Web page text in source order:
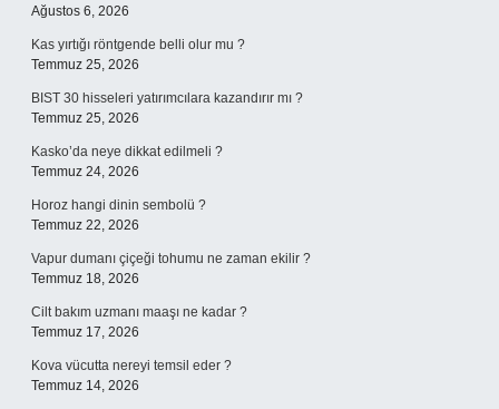
Ağustos 6, 2026
Kas yırtığı röntgende belli olur mu ?
Temmuz 25, 2026
BIST 30 hisseleri yatırımcılara kazandırır mı ?
Temmuz 25, 2026
Kasko’da neye dikkat edilmeli ?
Temmuz 24, 2026
Horoz hangi dinin sembolü ?
Temmuz 22, 2026
Vapur dumanı çiçeği tohumu ne zaman ekilir ?
Temmuz 18, 2026
Cilt bakım uzmanı maaşı ne kadar ?
Temmuz 17, 2026
Kova vücutta nereyi temsil eder ?
Temmuz 14, 2026